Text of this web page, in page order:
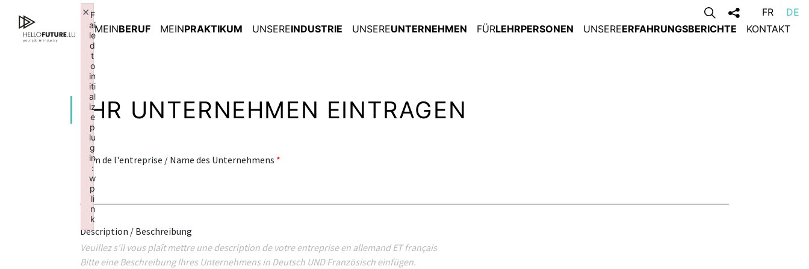
content
FR
DE
MEINBERUF MEINPRAKTIKUM UNSEREINDUSTRIE UNSEREUNTERNEHMEN FÜRLEHRPERSONEN UNSEREERFAHRUNGSBERICHTE KONTAKT
IHR UNTERNEHMEN EINTRAGEN
Nom de l'entreprise / Name des Unternehmens *
Description / Beschreibung
Veuillez s'il vous plaît mettre une description de votre entreprise en allemand ET français
Bitte eine Beschreibung Ihres Unternehmens in Deutsch UND Französisch einfügen.
F
ai
le
d
t
o
in
iti
al
iz
e
p
lu
g
in
:
w
p
li
n
k
×
Failed to initialize plugin: wplink